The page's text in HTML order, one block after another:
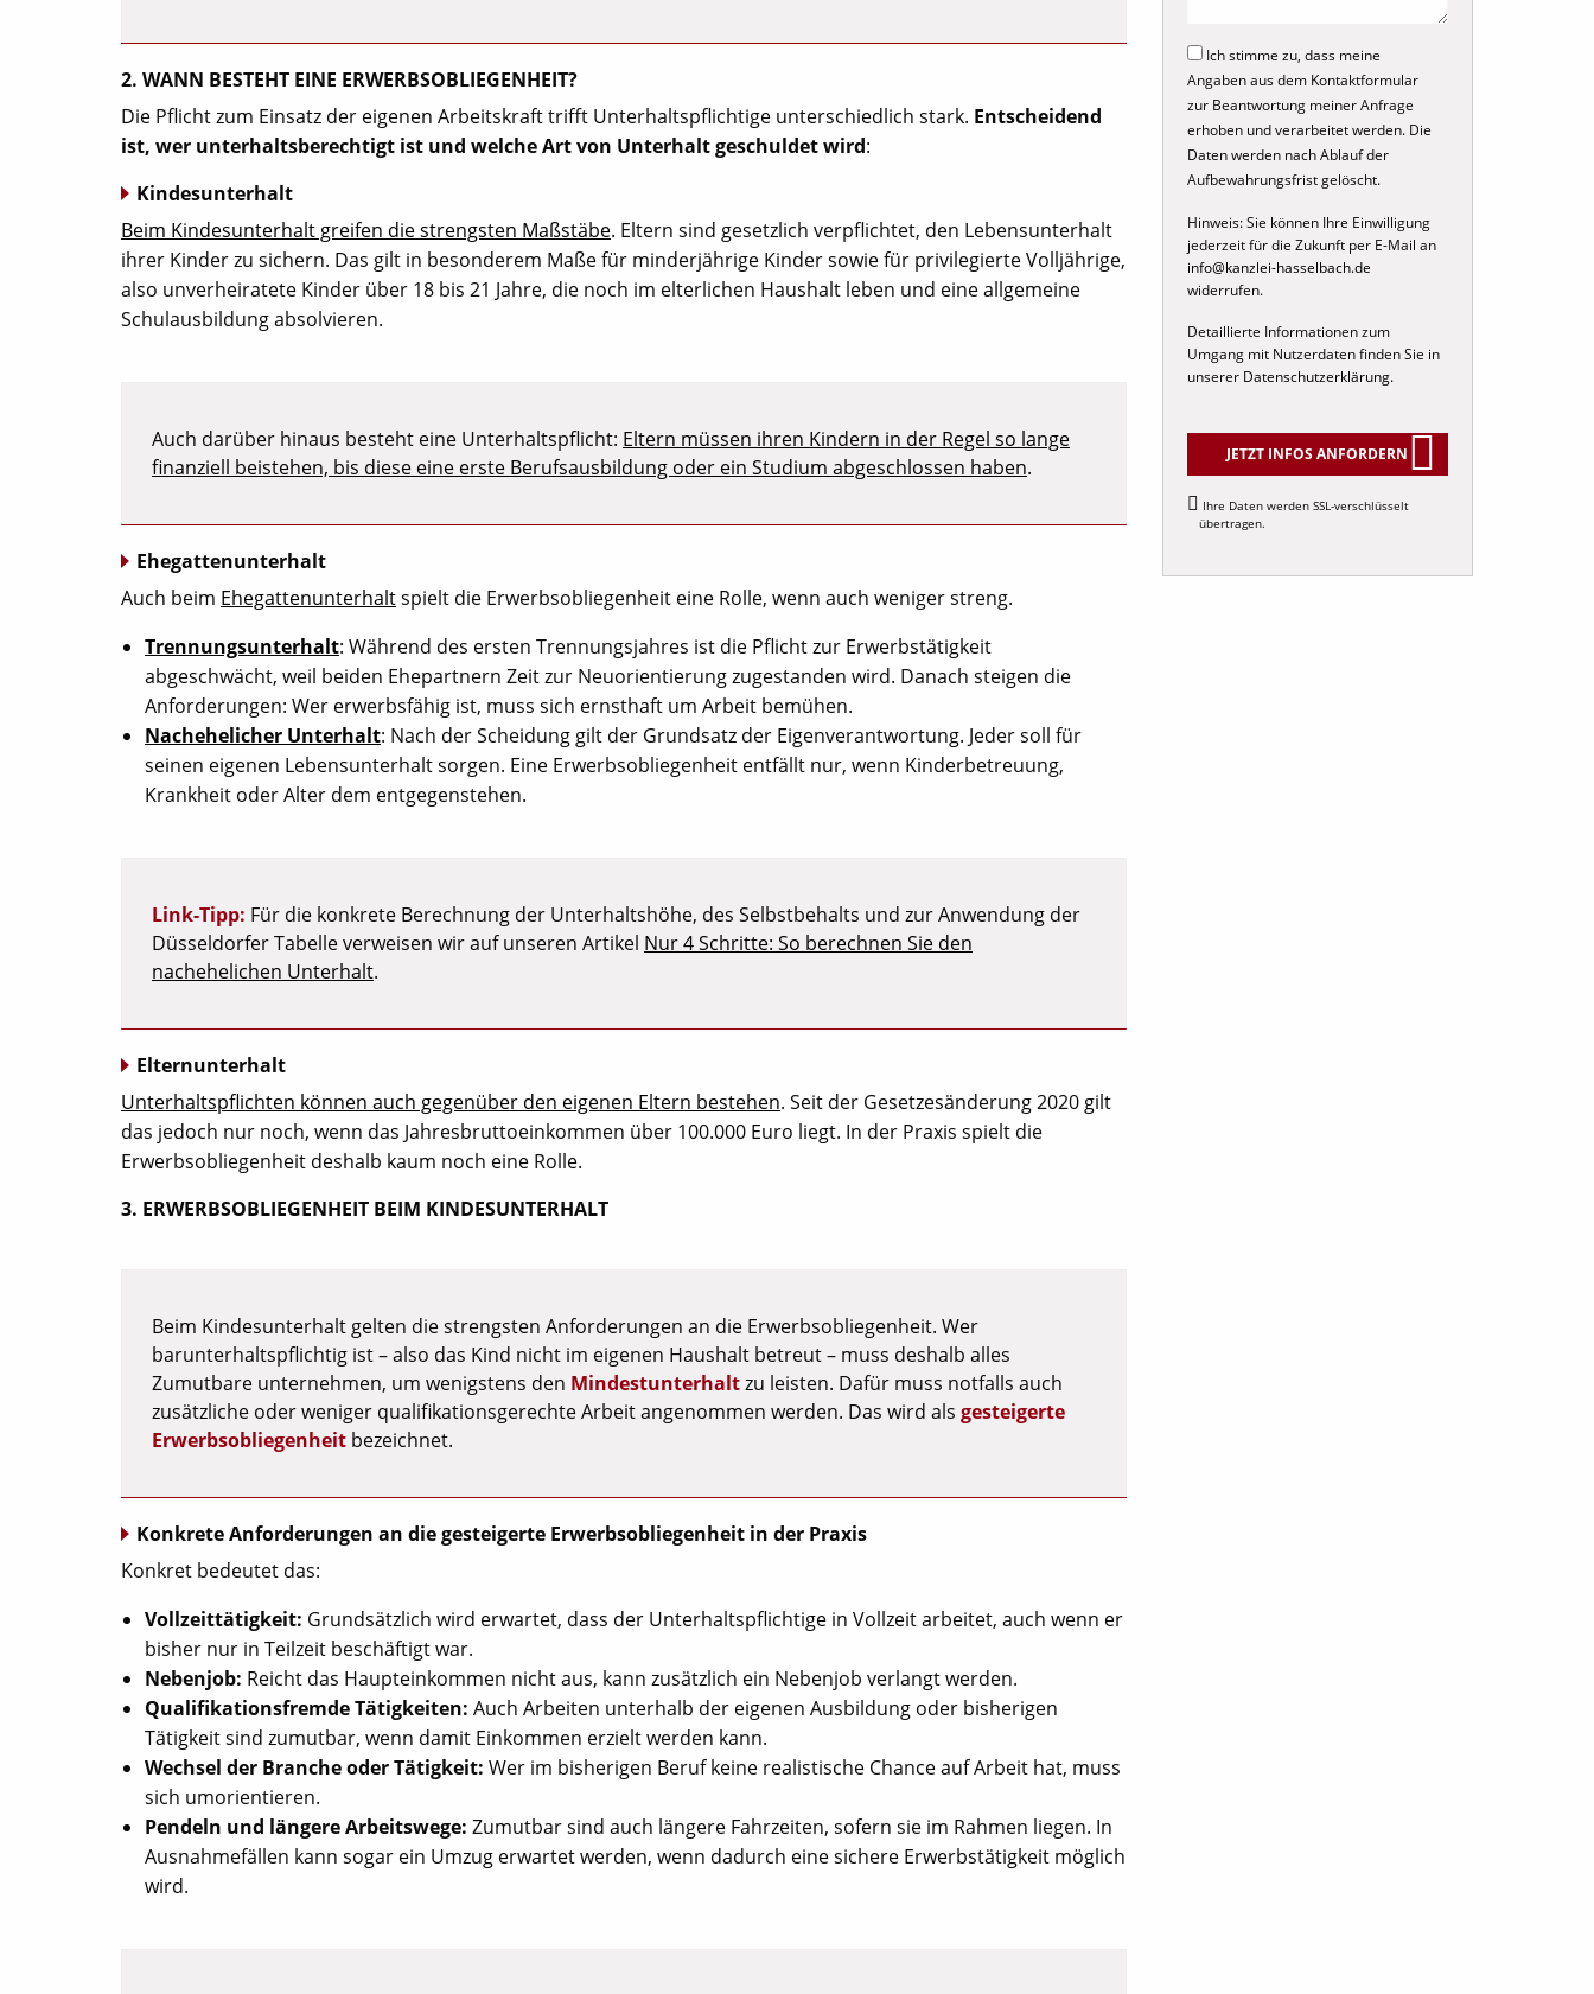
2. WANN BESTEHT EINE ERWERBSOBLIEGENHEIT?
Die Pflicht zum Einsatz der eigenen Arbeitskraft trifft Unterhaltspflichtige unterschiedlich stark. Entscheidend
ist, wer unterhaltsberechtigt ist und welche Art von Unterhalt geschuldet wird:
Kindesunterhalt
Beim Kindesunterhalt greifen die strengsten Maßstäbe. Eltern sind gesetzlich verpflichtet, den Lebensunterhalt
ihrer Kinder zu sichern. Das gilt in besonderem Maße für minderjährige Kinder sowie für privilegierte Volljährige,
also unverheiratete Kinder über 18 bis 21 Jahre, die noch im elterlichen Haushalt leben und eine allgemeine
Schulausbildung absolvieren.
Auch darüber hinaus besteht eine Unterhaltspflicht: Eltern müssen ihren Kindern in der Regel so lange
finanziell beistehen, bis diese eine erste Berufsausbildung oder ein Studium abgeschlossen haben.
Ehegattenunterhalt
Auch beim Ehegattenunterhaltspielt die Erwerbsobliegenheit eine Rolle, wenn auch weniger streng.
Trennungsunterhalt: Während des ersten Trennungsjahres ist die Pflicht zur Erwerbstätigkeit
abgeschwächt, weil beiden Ehepartnern Zeit zur Neuorientierung zugestanden wird. Danach steigen die
Anforderungen: Wer erwerbsfähig ist, muss sich ernsthaft um Arbeit bemühen.
Nachehelicher Unterhalt: Nach der Scheidung gilt der Grundsatz der Eigenverantwortung. Jeder soll für
seinen eigenen Lebensunterhalt sorgen. Eine Erwerbsobliegenheit entfällt nur, wenn Kinderbetreuung,
Krankheit oder Alter dem entgegenstehen.
Link-Tipp: Für die konkrete Berechnung der Unterhaltshöhe, des Selbstbehalts und zur Anwendung der
Düsseldorfer Tabelle verweisen wir auf unseren Artikel Nur 4 Schritte: So berechnen Sie den
nachehelichen Unterhalt.
Elternunterhalt
Unterhaltspflichten können auch gegenüber den eigenen Eltern bestehen. Seit der Gesetzesänderung 2020 gilt
das jedoch nur noch, wenn das Jahresbruttoeinkommen über 100.000 Euro liegt. In der Praxis spielt die
Erwerbsobliegenheit deshalb kaum noch eine Rolle.
3. ERWERBSOBLIEGENHEIT BEIM KINDESUNTERHALT
Beim Kindesunterhalt gelten die strengsten Anforderungen an die Erwerbsobliegenheit. Wer
barunterhaltspflichtig ist – also das Kind nicht im eigenen Haushalt betreut – muss deshalb alles
Zumutbare unternehmen, um wenigstens den Mindestunterhaltzu leisten. Dafür muss notfalls auch
zusätzliche oder weniger qualifikationsgerechte Arbeit angenommen werden. Das wird als gesteigerte
Erwerbsobliegenheit bezeichnet.
Konkrete Anforderungen an die gesteigerte Erwerbsobliegenheit in der Praxis
Konkret bedeutet das:
Vollzeittätigkeit: Grundsätzlich wird erwartet, dass der Unterhaltspflichtige in Vollzeit arbeitet, auch wenn er
bisher nur in Teilzeit beschäftigt war.
Nebenjob: Reicht das Haupteinkommen nicht aus, kann zusätzlich ein Nebenjob verlangt werden.
Qualifikationsfremde Tätigkeiten: Auch Arbeiten unterhalb der eigenen Ausbildung oder bisherigen
Tätigkeit sind zumutbar, wenn damit Einkommen erzielt werden kann.
Wechsel der Branche oder Tätigkeit: Wer im bisherigen Beruf keine realistische Chance auf Arbeit hat, muss
sich umorientieren.
Pendeln und längere Arbeitswege: Zumutbar sind auch längere Fahrzeiten, sofern sie im Rahmen liegen. In
Ausnahmefällen kann sogar ein Umzug erwartet werden, wenn dadurch eine sichere Erwerbstätigkeit möglich
wird.
Ich stimme zu, dass meine
Angaben aus dem Kontaktformular
zur Beantwortung meiner Anfrage
erhoben und verarbeitet werden. Die
Daten werden nach Ablauf der
Aufbewahrungsfrist gelöscht.
Hinweis: Sie können Ihre Einwilligung
jederzeit für die Zukunft per E-Mail an
info@kanzlei-hasselbach.de
widerrufen.
Detaillierte Informationen zum
Umgang mit Nutzerdaten finden Sie in
unserer Datenschutzerklärung.
JETZT INFOS ANFORDERN
Alternative:
Ihre Daten werden SSL-verschlüsselt
übertragen.